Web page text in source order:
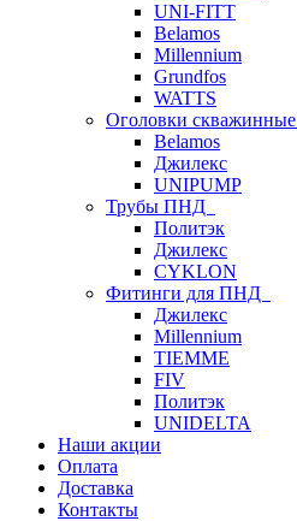
UNI-FITT
Belamos
Millennium
Grundfos
WATTS
Оголовки скважинные
Belamos
Джилекс
UNIPUMP
Трубы ПНД
Политэк
Джилекс
CYKLON
Фитинги для ПНД
Джилекс
Millennium
TIEMME
FIV
Политэк
UNIDELTA
Наши акции
Оплата
Доставка
Контакты